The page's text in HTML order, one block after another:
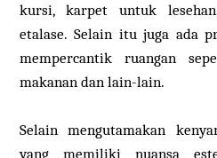
kursi, karpet untuk
etalase. Selain itu juga ada
mempercantik ruangan
makanan dan lain-lain.
Selain mengutamakan
yang memiliki nuansa